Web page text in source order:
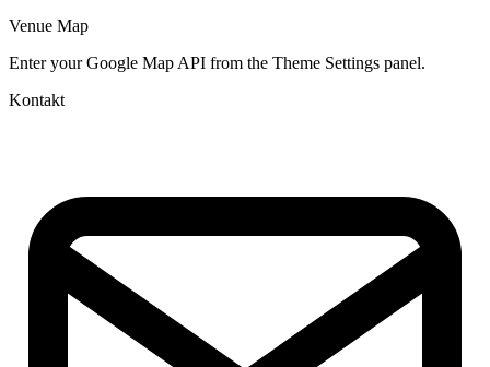
Venue Map
Enter your Google Map API from the Theme Settings panel.
Kontakt